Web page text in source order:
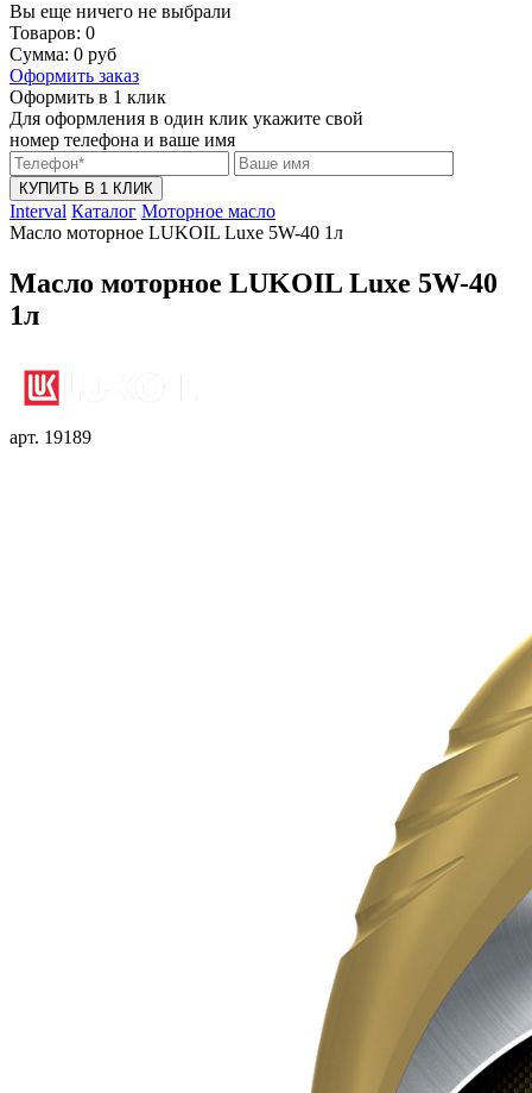
Вы еще ничего не выбрали
Товаров: 0
Сумма: 0 руб
Оформить заказ
Оформить в 1 клик
Для оформления в один клик укажите свой
номер телефона и ваше имя
КУПИТЬ В 1 КЛИК
Interval Каталог Моторное масло
Масло моторное LUKOIL Luxe 5W-40 1л
Масло моторное LUKOIL Luxe 5W-40
1л
арт. 19189